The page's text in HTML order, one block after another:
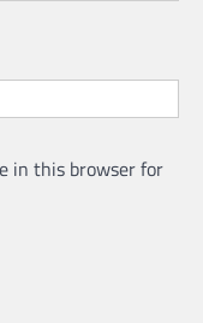
in this browser for